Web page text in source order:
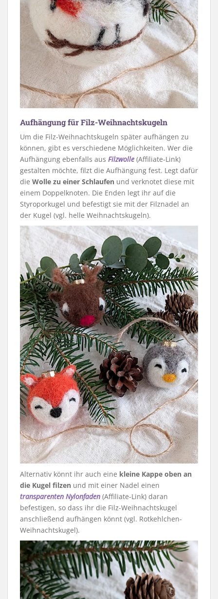
Aufhängung für Filz-Weihnachtskugeln
Um die Filz-Weihnachtskugeln später aufhängen zu
können, gibt es verschiedene Möglichkeiten. Wer die
Aufhängung ebenfalls aus Filzwolle (Affiliate-Link)
gestalten möchte, filzt die Aufhängung fest. Legt dafür
die Wolle zu einer Schlaufen und verknotet diese mit
einem Doppelknoten. Die Enden legt ihr auf die
Styroporkugel und befestigt sie mit der Filznadel an
der Kugel (vgl. helle Weihnachtskugeln).
Alternativ könnt ihr auch eine kleine Kappe oben an
die Kugel filzen und mit einer Nadel einen
transparenten Nylonfaden (Affiliate-Link) daran
befestigen, so dass ihr die Filz-Weihnachtskugel
anschließend aufhängen könnt (vgl. Rotkehlchen-
Weihnachtskugel).